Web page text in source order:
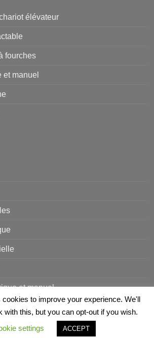
élévateur
fourches
et manuel
et manuel
| Optimisé et référencé par
-Politique de confidentialité
to improve your experience. We'll
with this, but you can opt-out if you wish.
settings
ACCEPT